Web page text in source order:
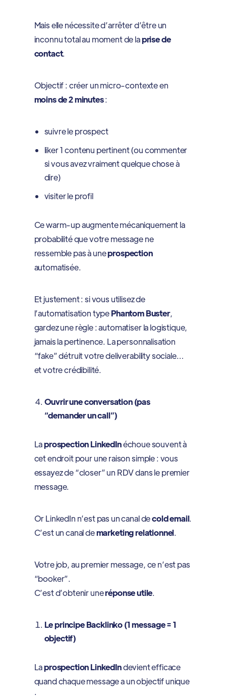
Mais elle nécessite d’arrêter d’être un
inconnu total au moment de laprise de
contact.
Objectif : créer un micro-contexte en
moins de 2 minutes:
suivre le prospect
liker 1 contenu pertinent (ou commenter
si vous avez vraiment quelque chose à
dire)
visiter le profil
Ce warm-up augmente mécaniquement la
probabilité que votre message ne
ressemble pas à uneprospection
automatisée.
Et justement : si vous utilisez de
l’automatisation typePhantom Buster,
gardez une règle : automatiser la logistique,
jamais la pertinence. La personnalisation
“fake” détruit votre deliverability sociale…
et votre crédibilité.
Ouvrir une conversation (pas
“demander un call”)
Laprospection LinkedInéchoue souvent à
cet endroit pour une raison simple : vous
essayez de “closer” un RDV dans le premier
message.
Or LinkedIn n’est pas un canal decold email.
C’est un canal demarketing relationnel.
Votre job, au premier message, ce n’est pas
“booker”.
C’est d’obtenir uneréponse utile.
Le principe Backlinko (1 message = 1
objectif)
Laprospection LinkedIndevient efficace
quand chaque message a un objectif unique